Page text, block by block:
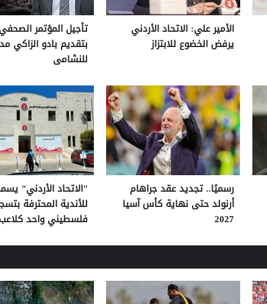
الأمير علي: الاتحاد الأردني
يرفض الخضوع للابتزاز
تأجيل المؤتمر
بتقديم بادو الزاكي
للنشامى
رسميًا.. تجديد عقد جراهام
أرنولد حتى نهاية كأس آسيا
2027
"الاتحاد الأردني"
للأندية المحترفة
فلسطيني واحد